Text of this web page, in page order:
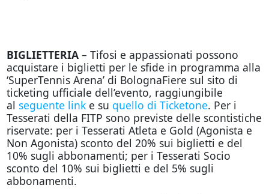
BIGLIETTERIA– Tifosi e appassionati possono
acquistare i biglietti per le sfide in programma alla
‘SuperTennis Arena’ di BolognaFiere sul sito di
ticketing ufficiale dell’evento, raggiungibile
al seguente linke su quello di Ticketone. Per i
Tesserati della FITP sono previste delle scontistiche
riservate: per i Tesserati Atleta e Gold (Agonista e
Non Agonista) sconto del 20% sui biglietti e del
10% sugli abbonamenti; per i Tesserati Socio
sconto del 10% sui biglietti e del 5% sugli
abbonamenti.